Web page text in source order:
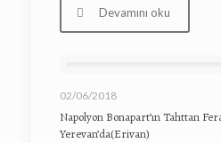
Devamını oku
02/06/2018
Napolyon Bonapart’ın Tahttan
Yerevan’da(Erivan)